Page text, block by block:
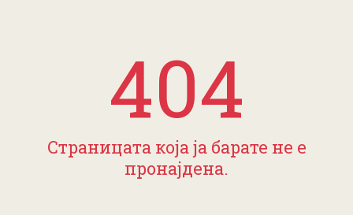
404
Страницата која ја барате не е
пронајдена.